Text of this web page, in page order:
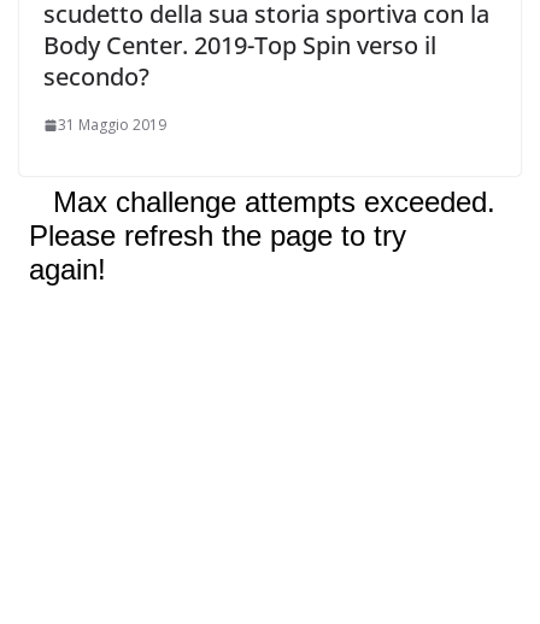
scudetto della sua storia sportiva con la
Body Center. 2019-Top Spin verso il
secondo?
31 Maggio 2019